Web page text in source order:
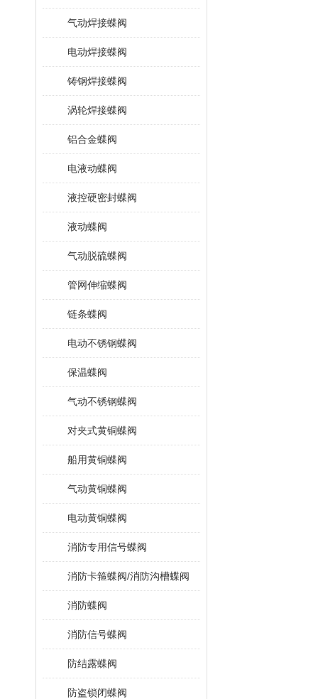
气动焊接蝶阀
电动焊接蝶阀
铸钢焊接蝶阀
涡轮焊接蝶阀
铝合金蝶阀
电液动蝶阀
液控硬密封蝶阀
液动蝶阀
气动脱硫蝶阀
管网伸缩蝶阀
链条蝶阀
电动不锈钢蝶阀
保温蝶阀
气动不锈钢蝶阀
对夹式黄铜蝶阀
船用黄铜蝶阀
气动黄铜蝶阀
电动黄铜蝶阀
消防专用信号蝶阀
消防卡箍蝶阀/消防沟槽蝶阀
消防蝶阀
消防信号蝶阀
防结露蝶阀
防盗锁闭蝶阀